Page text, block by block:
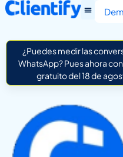
¿Puedes medir las
WhatsApp? Pues ahora
gratuito del 18 de